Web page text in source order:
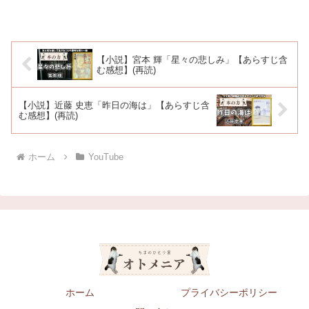
【小説】宮本 輝「星々の悲しみ」【あらすじ含
む感想】(再読)
【小説】近藤 史恵「昨日の海は」【あらすじ含
む感想】(再読)
ホーム YouTube
ホーム
プライバシーポリシー